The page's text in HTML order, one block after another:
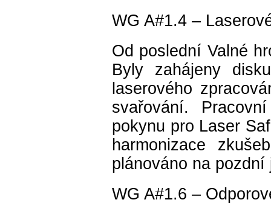
WG A#1.4 –
Od poslední Valné
Byly zahájeny
laserového
svařování.
pokynu pro Laser
harmonizace
plánováno na pozdní
WG A#1.6 –